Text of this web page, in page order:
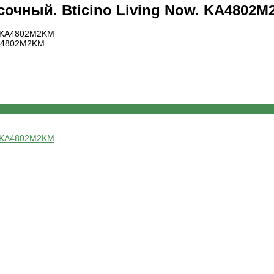
Bticino Living Now.